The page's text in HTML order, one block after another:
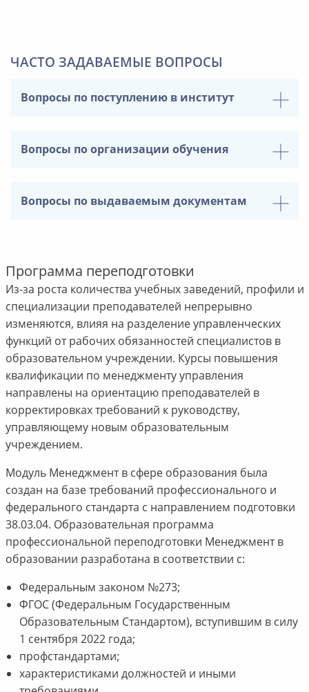
ЧАСТО ЗАДАВАЕМЫЕ ВОПРОСЫ
Вопросы по поступлению в институт
Вопросы по организации обучения
Вопросы по выдаваемым документам
Программа переподготовки
Из-за роста количества учебных заведений, профили и
специализации преподавателей непрерывно
изменяются, влияя на разделение управленческих
функций от рабочих обязанностей специалистов в
образовательном учреждении. Курсы повышения
квалификации по менеджменту управления
направлены на ориентацию преподавателей в
корректировках требований к руководству,
управляющему новым образовательным
учреждением.
Модуль Менеджмент в сфере образования была
создан на базе требований профессионального и
федерального стандарта с направлением подготовки
38.03.04. Образовательная программа
профессиональной переподготовки Менеджмент в
образовании разработана в соответствии с:
Федеральным законом №273;
ФГОС (Федеральным Государственным
Образовательным Стандартом), вступившим в силу
1 сентября 2022 года;
профстандартами;
характеристиками должностей и иными